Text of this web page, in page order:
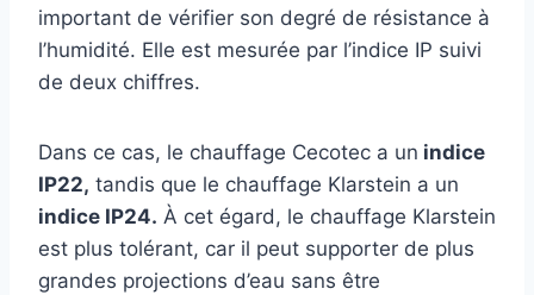
important de vérifier son degré de résistance à
l’humidité. Elle est mesurée par l’indice IP suivi
de deux chiffres.
Dans ce cas, le chauffage Cecotec a un indice
IP22, tandis que le chauffage Klarstein a un
indice IP24. À cet égard, le chauffage Klarstein
est plus tolérant, car il peut supporter de plus
grandes projections d’eau sans être